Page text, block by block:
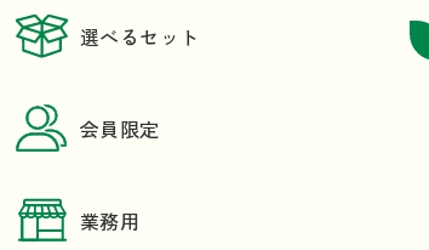
選べるセット
会員限定
業務用